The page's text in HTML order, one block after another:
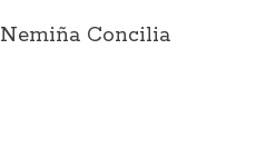
Nemiña Concilia